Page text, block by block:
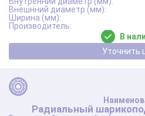
В
Радиальный